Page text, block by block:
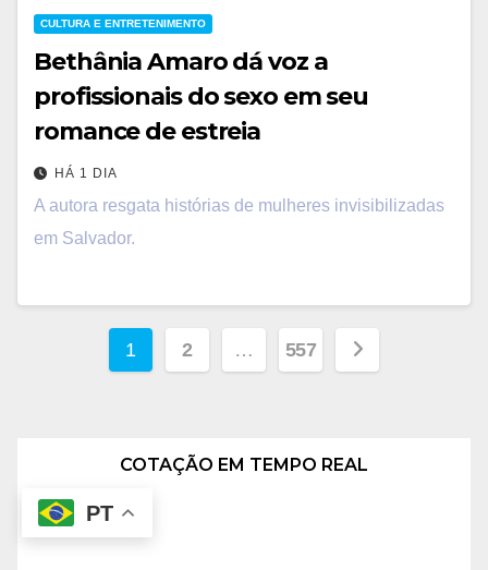
CULTURA E ENTRETENIMENTO
Bethânia Amaro dá voz a
profissionais do sexo em seu
romance de estreia
HÁ 1 DIA
A autora resgata histórias de mulheres invisibilizadas
em Salvador.
Paginação
1 2 … 557
COTAÇÃO EM TEMPO REAL
PT